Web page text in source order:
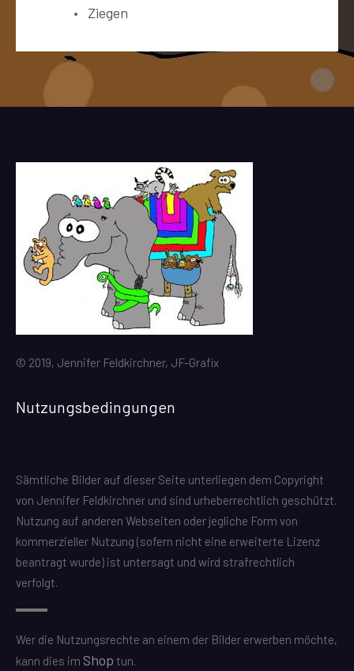
Ziegen
© 2019, Jennifer Feldkirchner, JF-Grafix
Nutzungsbedingungen
Sämtliche Bilder auf dieser Seite unterliegen dem Copyright
von Jennifer Feldkirchner und sind urheberrechtlich geschützt.
Nutzung auf anderen Webseiten oder jegliche Form von
kommerzieller Nutzung (sofern nicht eine erweiterte Lizenz
beantragt wurde) ist untersagt und wird strafrechtlich
verfolgt.
Wer die Nutzungsrechte an einem der Bilder erwerben möchte,
kann dies im Shop tun.